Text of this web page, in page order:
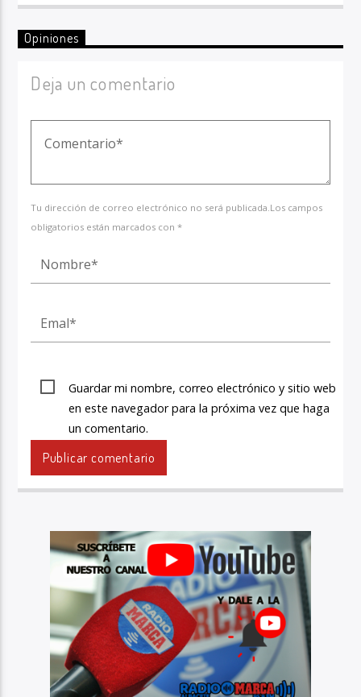
Opiniones
Deja un comentario
Tu dirección de correo electrónico no será publicada.Los campos
obligatorios están marcados con *
Guardar mi nombre, correo electrónico y sitio web
en este navegador para la próxima vez que haga
un comentario.